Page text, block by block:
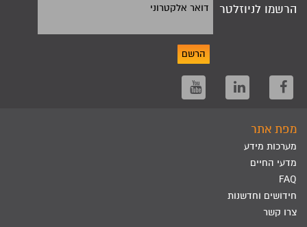
הרשמו לניוזלטר דואר אלקטרוני
הרשם
מפת אתר
מערכות מידע
מדעי החיים
FAQ
חידושים וחדשנות
צרו קשר